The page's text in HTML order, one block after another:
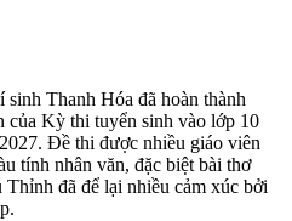
Thanh Hóa đã hoàn thành
của Kỳ thi tuyển sinh vào lớp 10
Đề thi được nhiều giáo viên
tính nhân văn, đặc biệt bài thơ
đã để lại nhiều cảm xúc bởi